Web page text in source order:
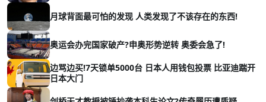
月球背面最可怕的发现 人类发现了不该存在的东西!
奥运会办完国家破产?申奥形势逆转 奥委会急了!
边骂边买!7天锁单5000台 日本人用钱包投票 比亚迪踹开
日本大门